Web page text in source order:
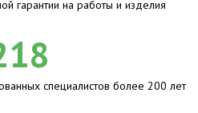
гарантии на работы и изделия
специалистов более 200 лет